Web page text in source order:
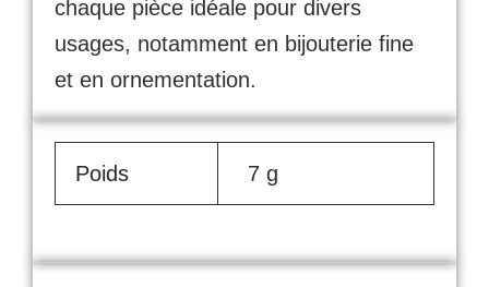
chaque pièce idéale pour divers
usages, notamment en bijouterie fine
et en ornementation.
Poids 7 g